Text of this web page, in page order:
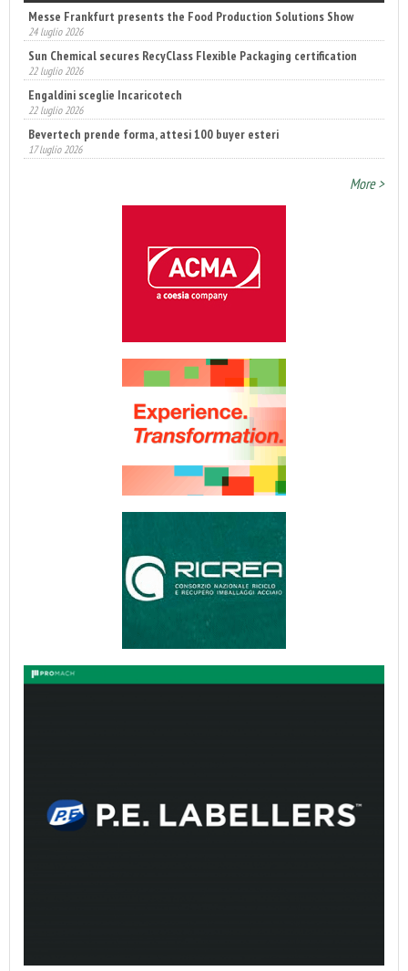
Messe Frankfurt presents the Food Production Solutions Show
24 luglio 2026
Sun Chemical secures RecyClass Flexible Packaging certification
22 luglio 2026
Engaldini sceglie Incaricotech
22 luglio 2026
Bevertech prende forma, attesi 100 buyer esteri
17 luglio 2026
More >